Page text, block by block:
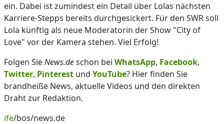
ein. Dabei ist zumindest ein Detail über Lolas nächsten
Karriere-Stepps bereits durchgesickert. Für den SWR soll
Lola künftig als neue Moderatorin der Show "City of
Love" vor der Kamera stehen. Viel Erfolg!
Folgen SieNews.deschon bei WhatsApp, Facebook,
Twitter, Pinterest und YouTube? Hier finden Sie
brandheiße News, aktuelle Videos und den direkten
Draht zur Redaktion.
ife/bos/news.de